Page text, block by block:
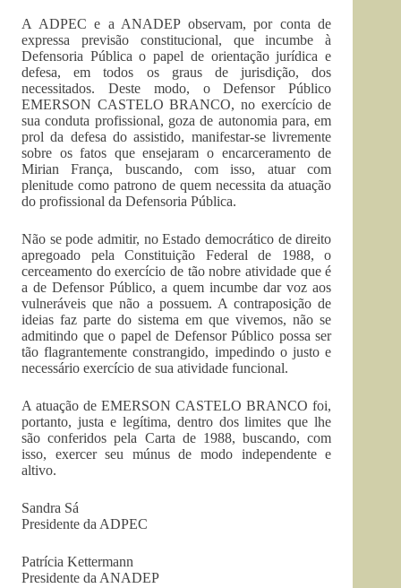
A ADPEC e a ANADEP observam, por conta de
expressa previsão constitucional, que incumbe à
Defensoria Pública o papel de orientação jurídica e
defesa, em todos os graus de jurisdição, dos
necessitados. Deste modo, o Defensor Público
EMERSON CASTELO BRANCO, no exercício de
sua conduta profissional, goza de autonomia para, em
prol da defesa do assistido, manifestar-se livremente
sobre os fatos que ensejaram o encarceramento de
Mirian França, buscando, com isso, atuar com
plenitude como patrono de quem necessita da atuação
do profissional da Defensoria Pública.
Não se pode admitir, no Estado democrático de direito
apregoado pela Constituição Federal de 1988, o
cerceamento do exercício de tão nobre atividade que é
a de Defensor Público, a quem incumbe dar voz aos
vulneráveis que não a possuem. A contraposição de
ideias faz parte do sistema em que vivemos, não se
admitindo que o papel de Defensor Público possa ser
tão flagrantemente constrangido, impedindo o justo e
necessário exercício de sua atividade funcional.
A atuação de EMERSON CASTELO BRANCO foi,
portanto, justa e legítima, dentro dos limites que lhe
são conferidos pela Carta de 1988, buscando, com
isso, exercer seu múnus de modo independente e
altivo.
Sandra Sá
Presidente da ADPEC
Patrícia Kettermann
Presidente da ANADEP